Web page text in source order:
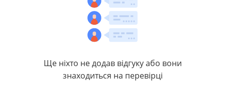
Ще ніхто не додав відгуку або вони
знаходиться на перевірці